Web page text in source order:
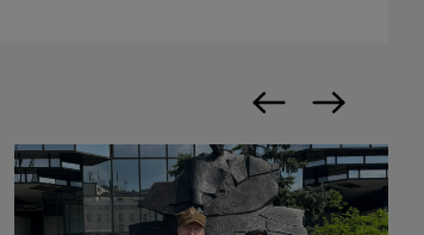
Poprzedni slajd
Następny